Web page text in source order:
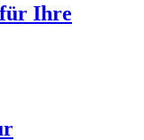
Ihre